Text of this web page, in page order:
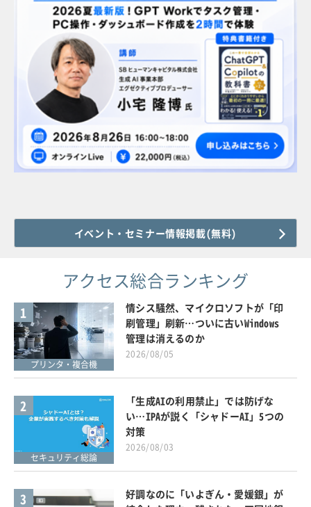
イベント・セミナー情報掲載(無料)
アクセス総合ランキング
1
プリンタ・複合機
情シス騒然、マイクロソフトが「印
刷管理」刷新…ついに古いWindows
管理は消えるのか
2026/08/05
2
セキュリティ総論
「生成AIの利用禁止」では防げな
い…IPAが説く「シャドーAI」5つの
対策
2026/08/03
3
好調なのに「いよぎん・愛媛銀」が